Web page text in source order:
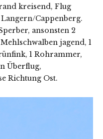
kreisend, Flug
Cappenberg.
ansonsten 2
jagend, 1
1 Rohrammer,
Überflug,
Richtung Ost.